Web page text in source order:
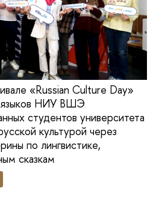
«Russian Culture Day»
языков НИУ ВШЭ
студентов университета
культурой через
по лингвистике,
сказкам